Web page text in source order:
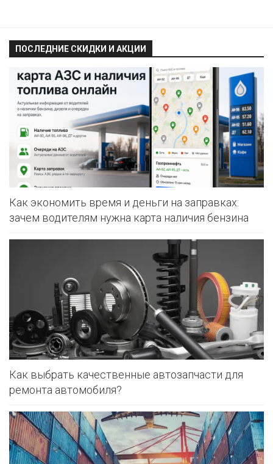
ПОСЛЕДНИЕ СКИДКИ И АКЦИИ
Как экономить время и деньги на заправках:
зачем водителям нужна карта наличия бензина
Как выбрать качественные автозапчасти для
ремонта автомобиля?